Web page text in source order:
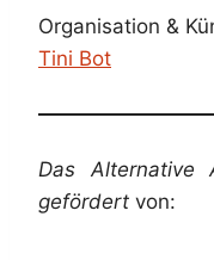
Organisation &
Tini Bot
Das Alternative
gefördert von: